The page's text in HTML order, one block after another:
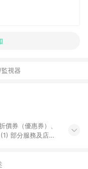
視器
電子書，請詳閱